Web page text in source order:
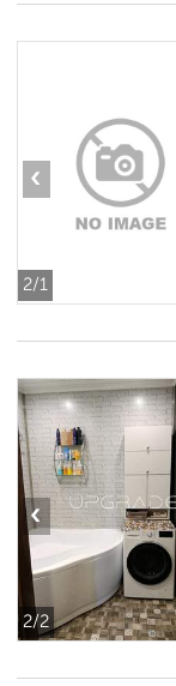
2/1
‹
2/2
‹